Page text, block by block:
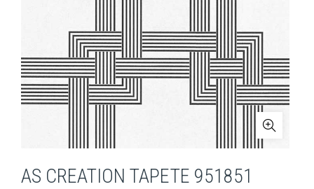
AS CREATION TAPETE 951851